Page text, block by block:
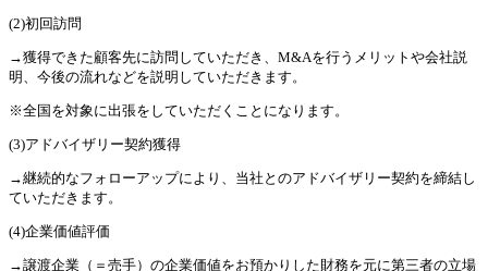
(2)初回訪問
→獲得できた顧客先に訪問していただき、M&Aを行うメリットや会社説
明、今後の流れなどを説明していただきます。
※全国を対象に出張をしていただくことになります。
(3)アドバイザリー契約獲得
→継続的なフォローアップにより、当社とのアドバイザリー契約を締結し
ていただきます。
(4)企業価値評価
→譲渡企業（＝売手）の企業価値をお預かりした財務を元に第三者の立場